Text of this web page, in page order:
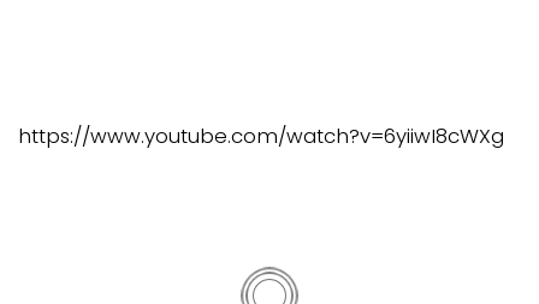
https://www.youtube.com/watch?v=6yiiwI8cWXg